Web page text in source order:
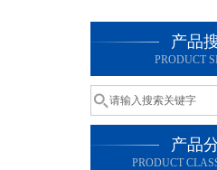
产品
PRODUCT
产品
PRODUCT